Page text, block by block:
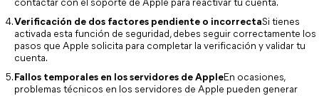
contactar con el soporte de Apple para reactivar tu cuenta.
Verificación de dos factores pendiente o incorrectaSi tienes
activada esta función de seguridad, debes seguir correctamente los
pasos que Apple solicita para completar la verificación y validar tu
cuenta.
Fallos temporales en los servidores de AppleEn ocasiones,
problemas técnicos en los servidores de Apple pueden generar